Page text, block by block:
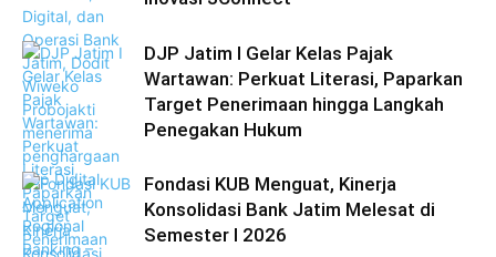
DJP Jatim I Gelar Kelas Pajak
Wartawan: Perkuat Literasi, Paparkan
Target Penerimaan hingga Langkah
Penegakan Hukum
Fondasi KUB Menguat, Kinerja
Konsolidasi Bank Jatim Melesat di
Semester I 2026